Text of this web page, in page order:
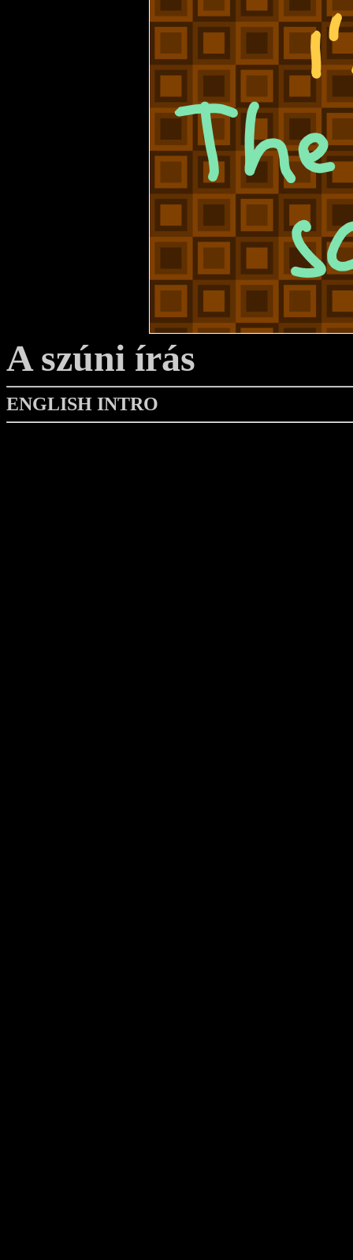
A szúni írás
ENGLISH INTRO